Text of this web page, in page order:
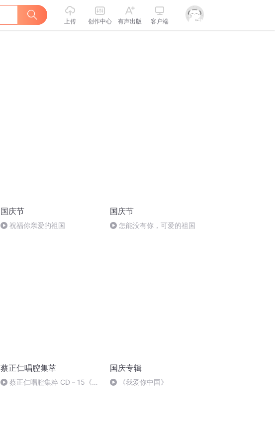
上传 创作中心 有声出版 客户端
国庆节
祝福你亲爱的祖国
国庆节
怎能没有你，可爱的祖国
蔡正仁唱腔集萃
蔡正仁唱腔集粹 CD－15《玉
国庆专辑
《我爱你中国》